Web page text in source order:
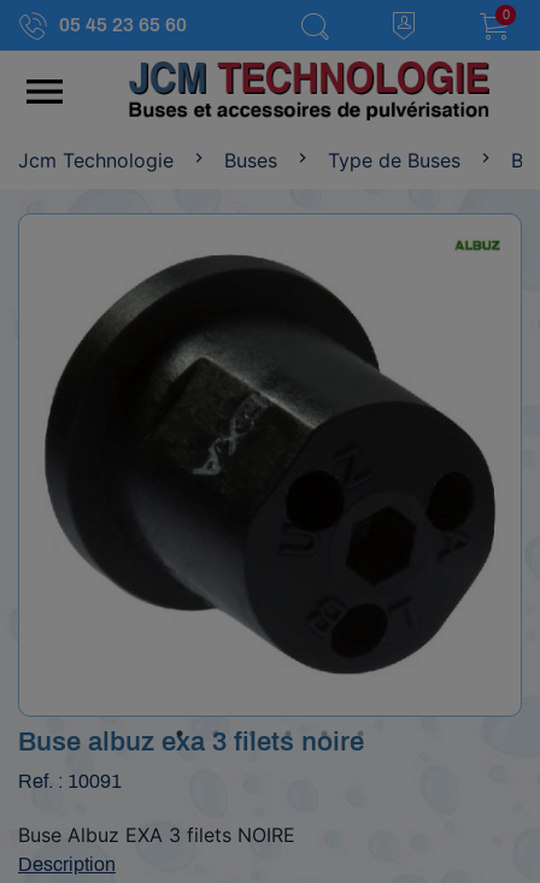
05 45 23 65 60
0

Jcm Technologie Buses Type de Buses
Buse albuz exa 3 filets noire
Ref. : 10091
Buse Albuz EXA 3 filets NOIRE
Description